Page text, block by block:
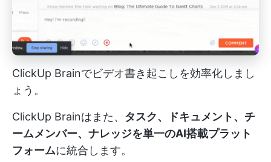
ClickUp Brainでビデオ書き起こしを効率化しまし
ょう。
ClickUp Brainはまた、 タスク、ドキュメント、チ
ームメンバー、ナレッジを単一のAI搭載プラット
フォームに統合します。